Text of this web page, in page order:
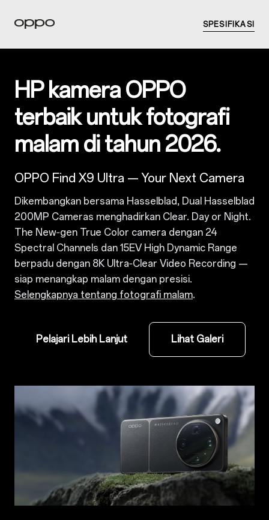
SPESIFIKASI
HP kamera OPPO
terbaik untuk fotografi
malam di tahun 2026.
OPPO Find X9 Ultra — Your Next Camera
Dikembangkan bersama Hasselblad, Dual Hasselblad
200MP Cameras menghadirkan Clear. Day or Night.
The New‑gen True Color camera dengan 24
Spectral Channels dan 15EV High Dynamic Range
berpadu dengan 8K Ultra‑Clear Video Recording —
siap menangkap malam dengan presisi.
Selengkapnya tentang fotografi malam.
Pelajari Lebih Lanjut Lihat Galeri